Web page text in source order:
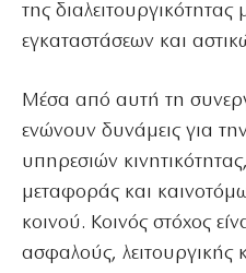
της
εγκαταστάσεων και
Μέσα από αυτή τη
ενώνουν δυνάμεις για
υπηρεσιών
μεταφοράς και
κοινού. Κοινός στόχος
ασφαλούς, λειτουργικής